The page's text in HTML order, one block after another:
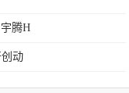
腾H
动